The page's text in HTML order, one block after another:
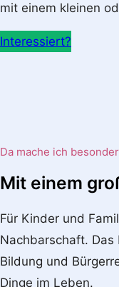
mit einem kleinen
Interessiert?
Da mache ich
Mit einem
Für Kinder und
Nachbarschaft.
Bildung und
Dinge im Leben.